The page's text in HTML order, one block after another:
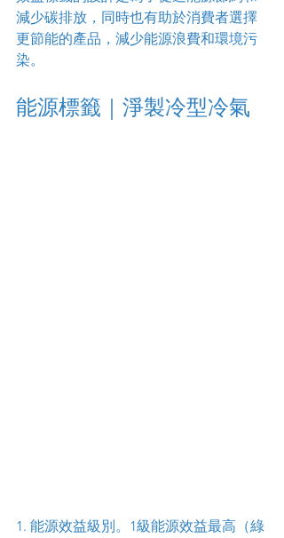
減少碳排放，同時也有助於消費者選擇
更節能的產品，減少能源浪費和環境污
染。
能源標籤｜淨製冷型冷氣
1. 能源效益級別。1級能源效益最高（綠